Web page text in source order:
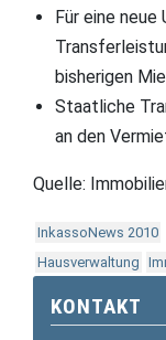
Für eine
bisherigen
Staatliche
an den
Quelle:
InkassoNews 2010
Hausverwaltung
KONTAKT